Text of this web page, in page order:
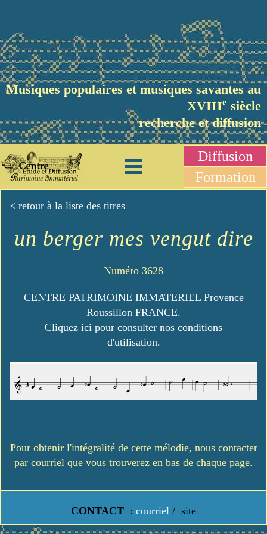
Musiques populaires et musiques savantes au
XVIIIe siècle
recherche et diffusion
Diffusion
Formation
< retour à la liste des titres
un berger mes vengut dire
Numéro 3628
CENTRE PATRIMOINE IMMATERIEL Provence
Roussillon FRANCE.
Cliquez ici pour consulter nos conditions
d'utilisation.
Pour obtenir l'intégralité de cette mélodie, nous contacter
par courriel que vous trouverez en bas de chaque page.
CONTACT : courriel / site
https://www.lavielledanstoussesetats.fr